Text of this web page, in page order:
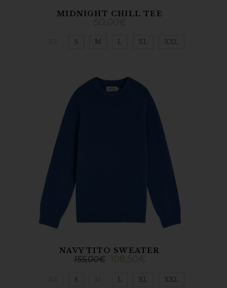
MIDNIGHT CHILL TEE
50,00€
S M L XL XXL
NAVY TITO SWEATER
155,00€ 108,50€
S L XL XXL